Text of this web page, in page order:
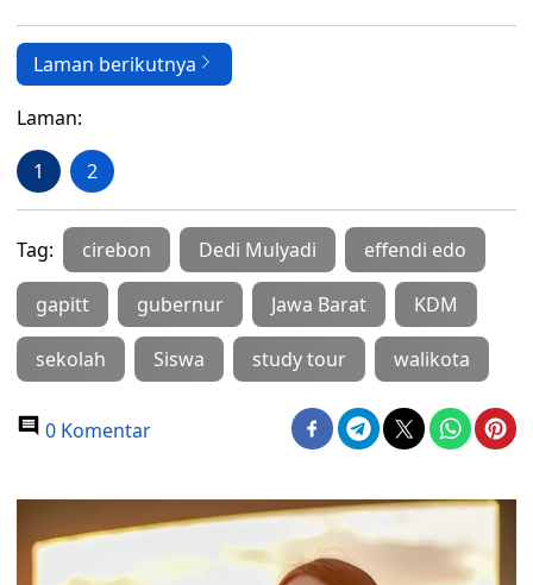
Laman berikutnya
Laman:
1 2
Tag: cirebon Dedi Mulyadi effendi edo
gapitt gubernur Jawa Barat KDM
sekolah Siswa study tour walikota
0 Komentar